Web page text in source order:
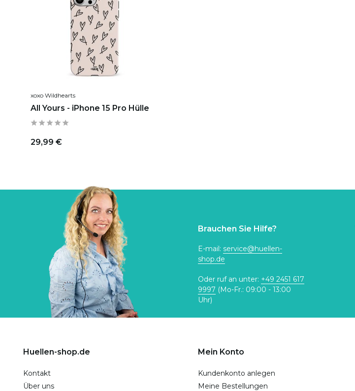
xoxo Wildhearts
All Yours - iPhone 15 Pro Hülle
29,99 €
Brauchen Sie Hilfe?
E-mail: service@huellen-
shop.de
Oder ruf an unter: +49 2451 617
9997 (Mo-Fr.: 09:00 - 13:00
Uhr)
Huellen-shop.de
Kontakt
Über uns
Mein Konto
Kundenkonto anlegen
Meine Bestellungen